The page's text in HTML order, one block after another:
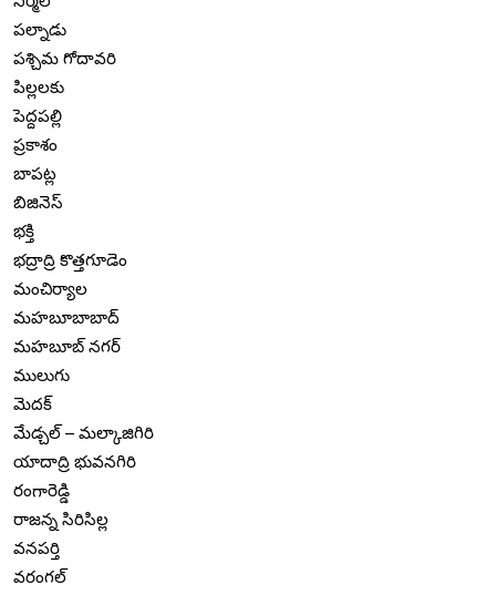
పల్నాడు
పశ్చిమ గోదావరి
పిల్లలకు
పెద్దపల్లి
ప్రకాశం
బాపట్ల
బిజినెస్
భక్తి
భద్రాద్రి కొత్తగూడెం
మంచిర్యాల
మహబూబాబాద్
మహబూబ్ నగర్
ములుగు
మెదక్
మేడ్చల్ – మల్కాజిగిరి
యాదాద్రి భువనగిరి
రంగారెడ్డి
రాజన్న సిరిసిల్ల
వనపర్తి
వరంగల్